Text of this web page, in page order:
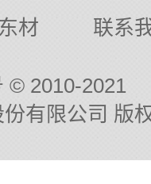
材 联系
© 2010-2021
有限公司 版